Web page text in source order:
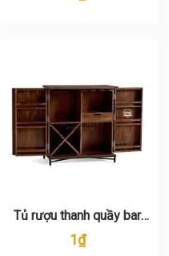
Tủ rượu thanh quầy bar
Vintage TT 108
1₫